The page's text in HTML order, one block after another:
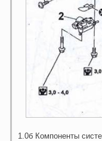
1.0б Компоненты